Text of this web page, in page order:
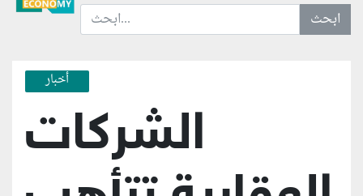
ابحث عن... :
أخبار
الشركات